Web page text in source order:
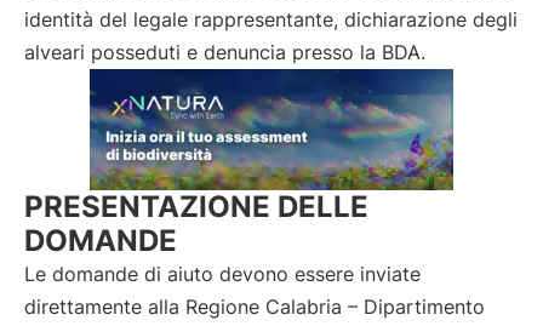
identità del legale rappresentante, dichiarazione degli
alveari posseduti e denuncia presso la BDA.
PRESENTAZIONE DELLE
DOMANDE
Le domande di aiuto devono essere inviate
direttamente alla Regione Calabria – Dipartimento